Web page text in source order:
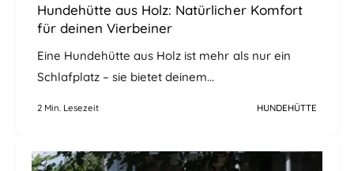
Hundehütte aus Holz: Natürlicher Komfort
für deinen Vierbeiner
Eine Hundehütte aus Holz ist mehr als nur ein
Schlafplatz – sie bietet deinem...
2 Min. Lesezeit HUNDEHÜTTE